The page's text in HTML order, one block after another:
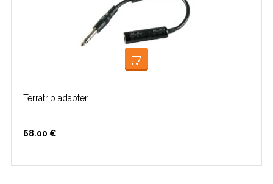
LISA KORVI
Terratrip adapter
68.00 €